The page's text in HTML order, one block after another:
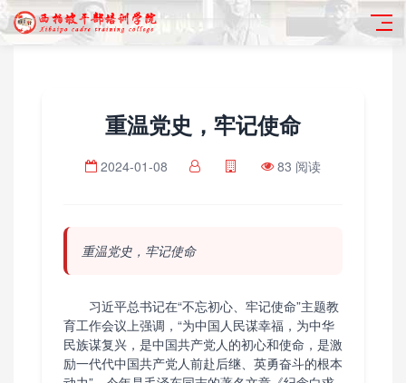
重温党史，牢记使命
2024-01-08 83 阅读
重温党史，牢记使命
习近平总书记在“不忘初心、牢记使命”主题教
育工作会议上强调，“为中国人民谋幸福，为中华
民族谋复兴，是中国共产党人的初心和使命，是激
励一代代中国共产党人前赴后继、英勇奋斗的根本